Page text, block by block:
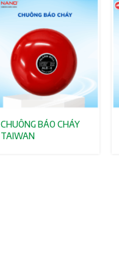
CHUÔNG BÁO CHÁY
TAIWAN